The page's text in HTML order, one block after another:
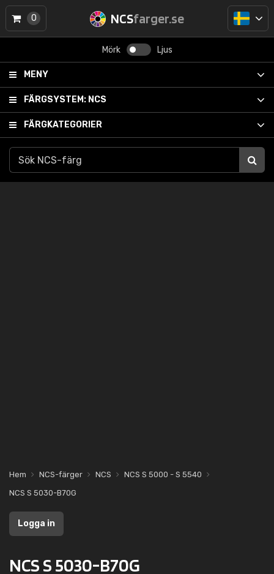
NCSfarger.se
Mörk Ljus
MENY
FÄRGSYSTEM: NCS
FÄRGKATEGORIER
0
Hem NCS-färger NCS
NCS S 5000 - S 5540
NCS S 5030-B70G
Logga in
NCS S 5030-B70G